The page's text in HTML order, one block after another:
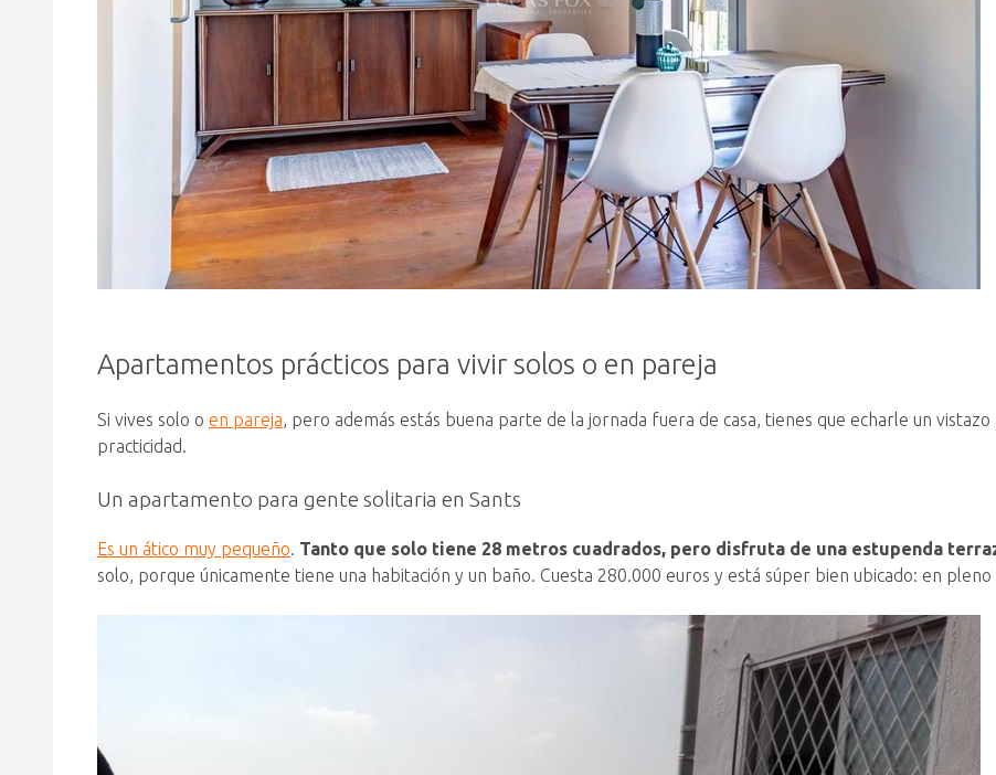
Apartamentos prácticos para vivir solos o en pareja
Si vives solo o en pareja, pero además estás buena parte de la jornada fuera de casa, tienes que echarle un
practicidad.
Un apartamento para gente solitaria en Sants
Es un ático muy pequeño. Tanto que solo tiene 28 metros cuadrados, pero disfruta de una estupenda
solo, porque únicamente tiene una habitación y un baño. Cuesta 280.000 euros y está súper bien ubicado: en